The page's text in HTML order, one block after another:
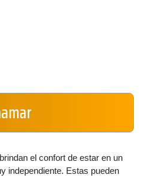
el confort de estar en un
independiente. Estas pueden